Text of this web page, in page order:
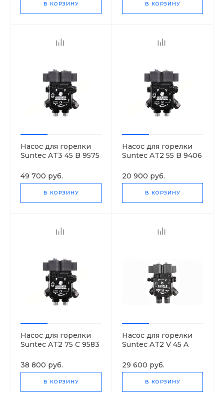
В КОРЗИНУ В КОРЗИНУ
Насос для горелки
Suntec AT3 45 B 9575
49 700 руб.
В КОРЗИНУ
Насос для горелки
Suntec AT2 55 B 9406
20 900 руб.
В КОРЗИНУ
Насос для горелки
Suntec AT2 75 C 9583
38 800 руб.
В КОРЗИНУ
Насос для горелки
Suntec AT2 V 45 A
29 600 руб.
В КОРЗИНУ